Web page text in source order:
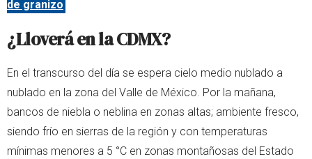
de granizo
¿Lloverá en la CDMX?
En el transcurso del día se espera cielo medio nublado a
nublado en la zona del Valle de México. Por la mañana,
bancos de niebla o neblina en zonas altas; ambiente fresco,
siendo frío en sierras de la región y con temperaturas
mínimas menores a 5 °C en zonas montañosas del Estado